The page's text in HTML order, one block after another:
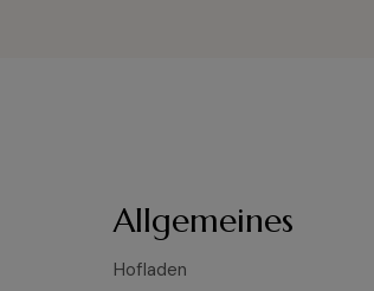
Allgemeines
Hofladen